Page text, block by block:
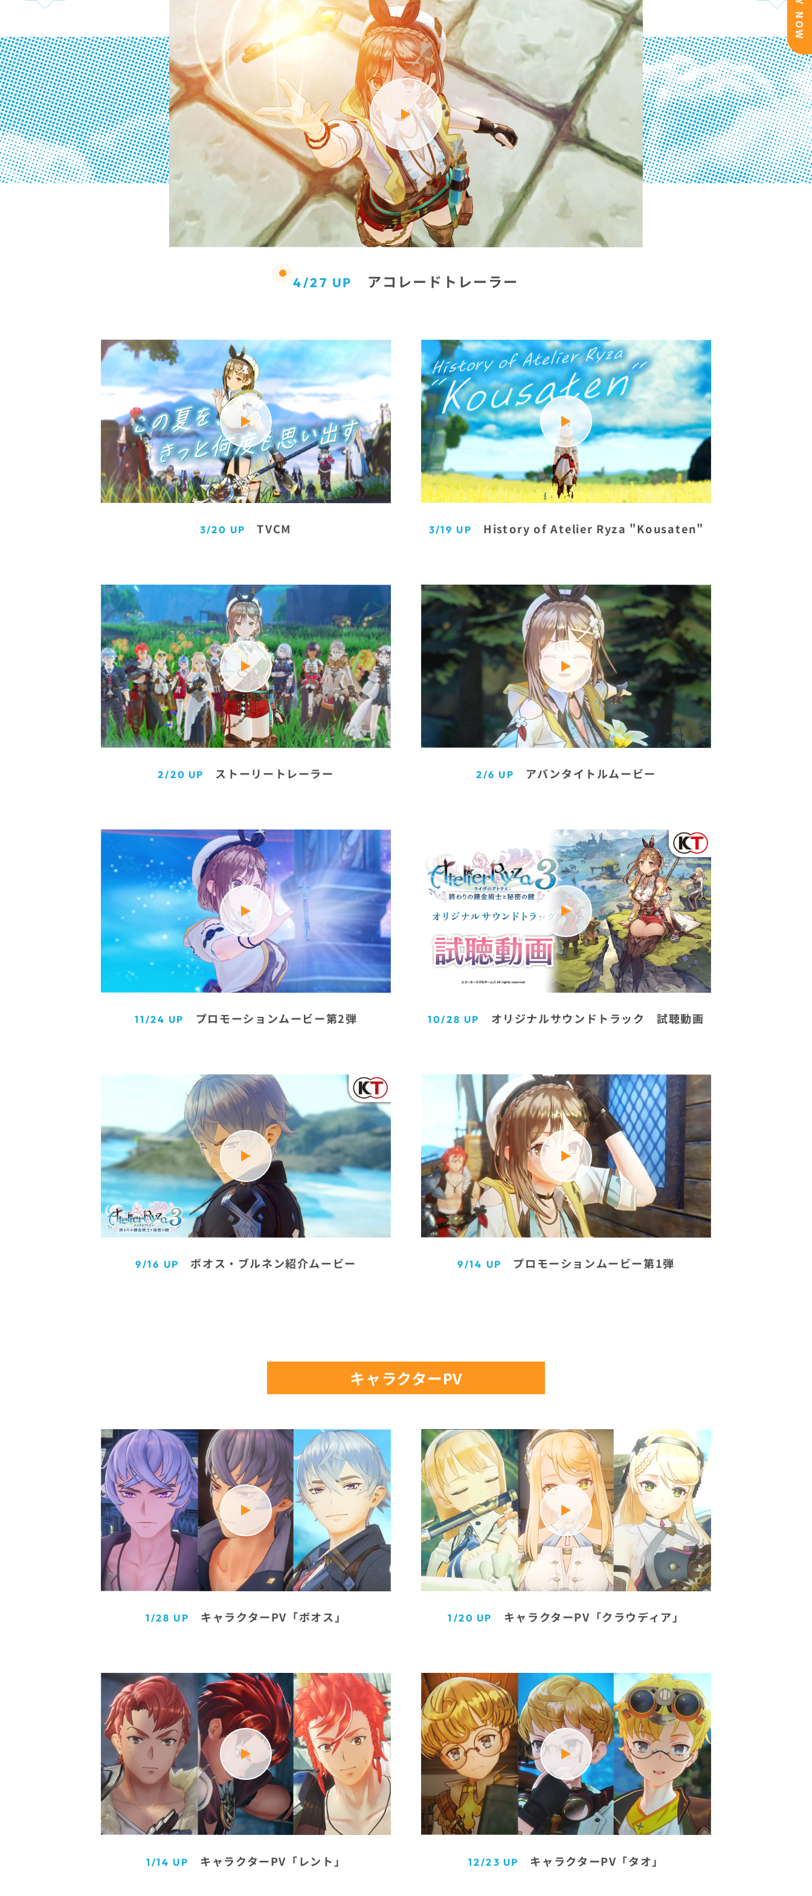
4/27 UP アコレードトレーラー
3/20 UP TVCM 3/19 UP History of Atelier Ryza "Kousaten"
2/20 UP ストーリートレーラー 2/6 UP アバンタイトルムービー
11/24 UP プロモーションムービー第2弾 10/28 UP オリジナルサウンドトラック 試聴動画
9/16 UP ボオス・ブルネン紹介ムービー 9/14 UP プロモーションムービー第1弾
キャラクターPV
1/28 UP キャラクターPV「ボオス」 1/20 UP キャラクターPV「クラウディア」
1/14 UP キャラクターPV「レント」 12/23 UP キャラクターPV「タオ」